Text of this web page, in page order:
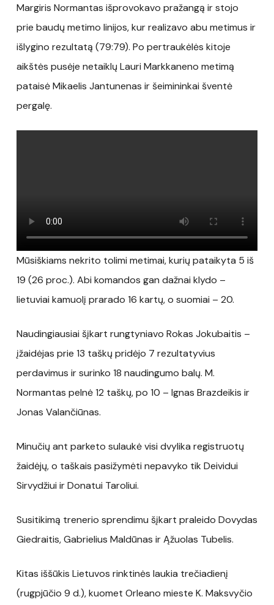
Margiris Normantas išprovokavo pražangą ir stojo
prie baudų metimo linijos, kur realizavo abu metimus ir
išlygino rezultatą (79:79). Po pertraukėlės kitoje
aikštės pusėje netaiklų Lauri Markkaneno metimą
pataisė Mikaelis Jantunenas ir šeimininkai šventė
pergalę.
Mūsiškiams nekrito tolimi metimai, kurių pataikyta 5 iš
19 (26 proc.). Abi komandos gan dažnai klydo –
lietuviai kamuolį prarado 16 kartų, o suomiai – 20.
Naudingiausiai šįkart rungtyniavo Rokas Jokubaitis –
įžaidėjas prie 13 taškų pridėjo 7 rezultatyvius
perdavimus ir surinko 18 naudingumo balų. M.
Normantas pelnė 12 taškų, po 10 – Ignas Brazdeikis ir
Jonas Valančiūnas.
Minučių ant parketo sulaukė visi dvylika registruotų
žaidėjų, o taškais pasižymėti nepavyko tik Deividui
Sirvydžiui ir Donatui Taroliui.
Susitikimą trenerio sprendimu šįkart praleido Dovydas
Giedraitis, Gabrielius Maldūnas ir Ąžuolas Tubelis.
Kitas iššūkis Lietuvos rinktinės laukia trečiadienį
(rugpjūčio 9 d.), kuomet Orleano mieste K. Maksvyčio